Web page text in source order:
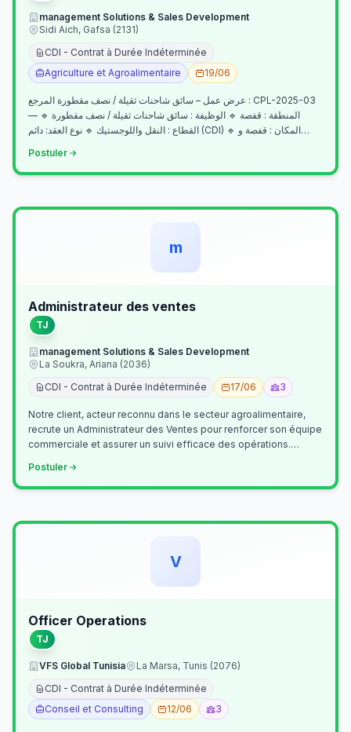
management Solutions & Sales Development
Sidi Aich, Gafsa (2131)
CDI - Contrat à Durée Indéterminée
Agriculture et Agroalimentaire
19/06
عرض عمل – سائق شاحنات ثقيلة / نصف مقطورة المرجع : CPL-2025-03
— المنطقة : قفصة 🔹 الوظيفة : سائق شاحنات ثقيلة / نصف مقطورة 🔹
القطاع : النقل واللوجستيك 🔹 نوع العقد: دائم (CDI) 🔹 المكان : قفصة و…
Postuler
m
Administrateur des ventes
TJ
management Solutions & Sales Development
La Soukra, Ariana (2036)
CDI - Contrat à Durée Indéterminée
17/06 3
Notre client, acteur reconnu dans le secteur agroalimentaire,
recrute un Administrateur des Ventes pour renforcer son équipe
commerciale et assurer un suivi efficace des opérations.
Postuler
V
Officer Operations
TJ
VFS Global Tunisia
La Marsa, Tunis (2076)
CDI - Contrat à Durée Indéterminée
Conseil et Consulting
12/06 3